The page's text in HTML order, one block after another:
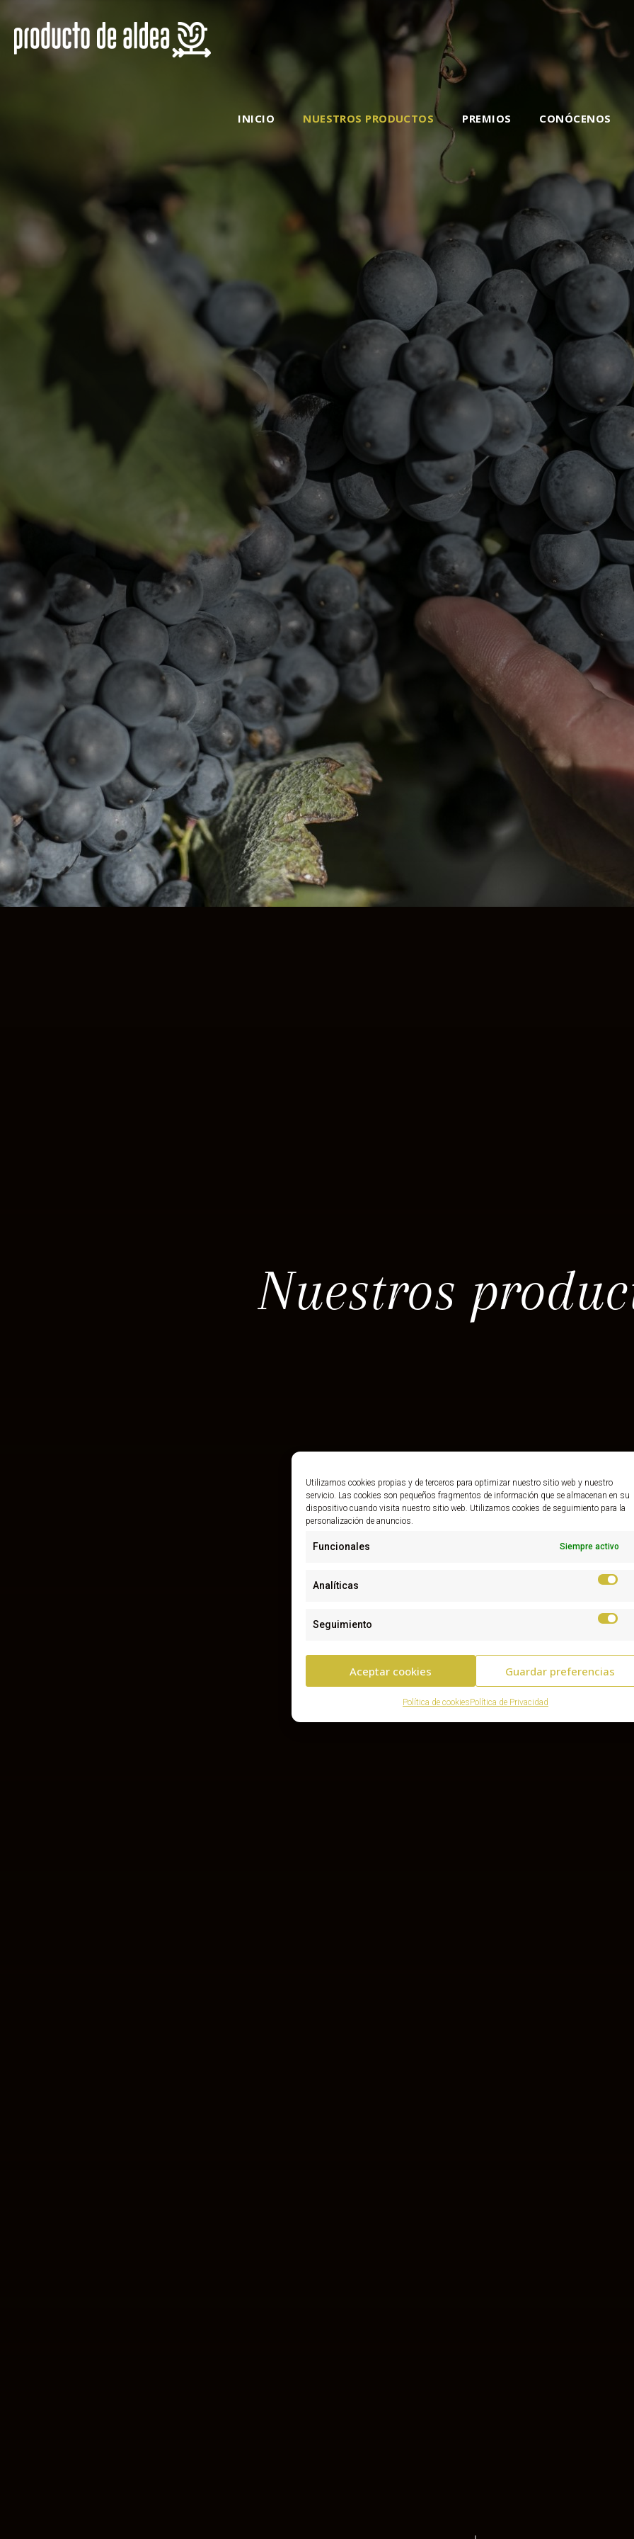
Utilizamos cookies propias y de terceros para optimizar nuestro sitio web y nuestro
servicio. Las cookies son pequeños fragmentos de información que se almacenan en su
dispositivo cuando visita nuestro sitio web. Utilizamos cookies de seguimiento para la
personalización de anuncios.
Funcionales Siempre activo
Analíticas
Seguimiento
Aceptar cookies Guardar preferencias
Política de cookiesPolítica de Privacidad
INICIO NUESTROS PRODUCTOS PREMIOS CONÓCENOS
Nuestros